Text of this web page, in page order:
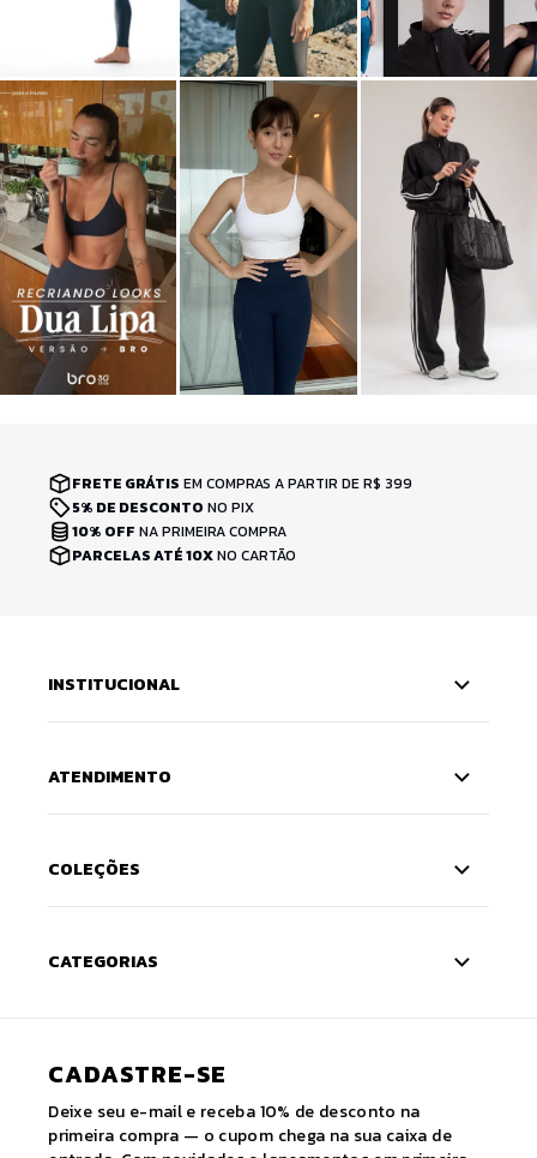
FRETE GRÁTIS EM COMPRAS A PARTIR DE R$ 399
5% DE DESCONTO NO PIX
10% OFF NA PRIMEIRA COMPRA
PARCELAS ATÉ 10XNO CARTÃO
INSTITUCIONAL
ATENDIMENTO
COLEÇÕES
CATEGORIAS
CADASTRE-SE
Deixe seu e-mail e receba 10% de desconto na
primeira compra — o cupom chega na sua caixa de